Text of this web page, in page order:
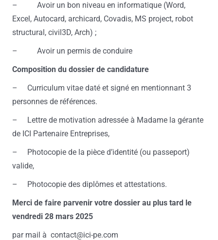
– Avoir un bon niveau en informatique (Word,
Excel, Autocard, archicard, Covadis, MS project, robot
structural, civil3D, Arch) ;
– Avoir un permis de conduire
Composition du dossier de candidature
– Curriculum vitae daté et signé en mentionnant 3
personnes de références.
– Lettre de motivation adressée à Madame la gérante
de ICI Partenaire Entreprises,
– Photocopie de la pièce d’identité (ou passeport)
valide,
– Photocopie des diplômes et attestations.
Merci de faire parvenir votre dossier au plus tard le
vendredi 28 mars 2025
par mail à contact@ici-pe.com